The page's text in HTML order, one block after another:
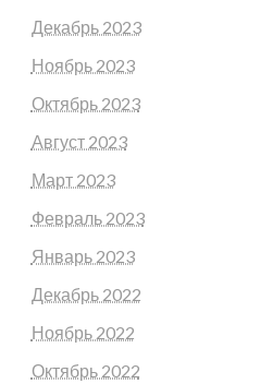
Декабрь 2023
Ноябрь 2023
Октябрь 2023
Август 2023
Март 2023
Февраль 2023
Январь 2023
Декабрь 2022
Ноябрь 2022
Октябрь 2022